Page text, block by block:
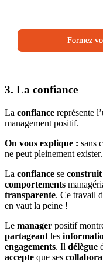
Formez
3. La confiance
La confiance représente
management positif.
On vous explique : sans
ne peut pleinement exister.
La confiance se construit
comportements
transparente. Ce travail
en vaut la peine !
Le manager positif
partageant les
engagements. Il délègue
accepte que ses